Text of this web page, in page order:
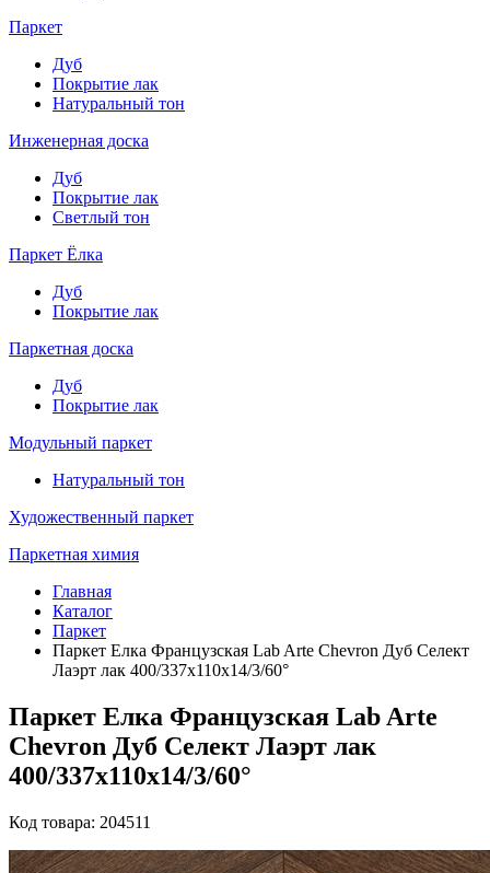
Паркет
Дуб
Покрытие лак
Натуральный тон
Инженерная доска
Дуб
Покрытие лак
Светлый тон
Паркет Ёлка
Дуб
Покрытие лак
Паркетная доска
Дуб
Покрытие лак
Модульный паркет
Натуральный тон
Художественный паркет
Паркетная химия
Главная
Каталог
Паркет
Паркет Елка Французская Lab Arte Chevron Дуб Селект
Лаэрт лак 400/337х110х14/3/60°
Паркет Елка Французская Lab Arte
Chevron Дуб Селект Лаэрт лак
400/337х110х14/3/60°
Код товара: 204511